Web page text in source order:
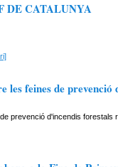
DE CATALUNYA
les feines de
prevenció d'incendis forestals